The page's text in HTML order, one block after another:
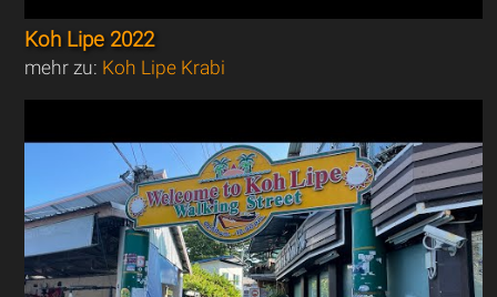
Koh Lipe 2022
mehr zu: Koh Lipe Krabi